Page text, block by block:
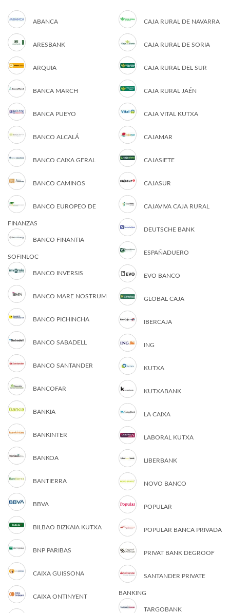
ABANCA
ARESBANK
ARQUIA
BANCA MARCH
BANCA PUEYO
BANCO ALCALÁ
BANCO CAIXA GERAL
BANCO CAMINOS
BANCO EUROPEO DE
FINANZAS
BANCO FINANTIA
SOFINLOC
BANCO INVERSIS
BANCO MARE NOSTRUM
BANCO PICHINCHA
BANCO SABADELL
BANCO SANTANDER
BANCOFAR
BANKIA
BANKINTER
BANKOA
BANTIERRA
BBVA
BILBAO BIZKAIA KUTXA
BNP PARIBAS
CAIXA GUISSONA
CAIXA ONTINYENT
CAJA RURAL DE NAVARRA
CAJA RURAL DE SORIA
CAJA RURAL DEL SUR
CAJA RURAL JAÉN
CAJA VITAL KUTXA
CAJAMAR
CAJASIETE
CAJASUR
CAJAVIVA CAJA RURAL
DEUTSCHE BANK
ESPAÑADUERO
EVO BANCO
GLOBAL CAJA
IBERCAJA
ING
KUTXA
KUTXABANK
LA CAIXA
LABORAL KUTXA
LIBERBANK
NOVO BANCO
POPULAR
POPULAR BANCA PRIVADA
PRIVAT BANK DEGROOF
SANTANDER PRIVATE
BANKING
TARGOBANK